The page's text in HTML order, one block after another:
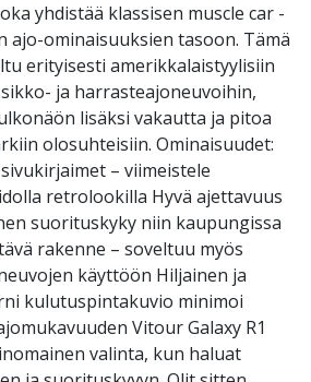
yhdistää klassisen muscle car -
ajo-ominaisuuksien tasoon. Tämä
erityisesti amerikkalaistyylisiin
ja harrasteajoneuvoihin,
lisäksi vakautta ja pitoa
olosuhteisiin. Ominaisuudet:
– viimeistele
retrolookilla Hyvä ajettavuus
suorituskyky niin kaupungissa
rakenne – soveltuu myös
käyttöön Hiljainen ja
kulutuspintakuvio minimoi
Vitour Galaxy R1
valinta, kun haluat